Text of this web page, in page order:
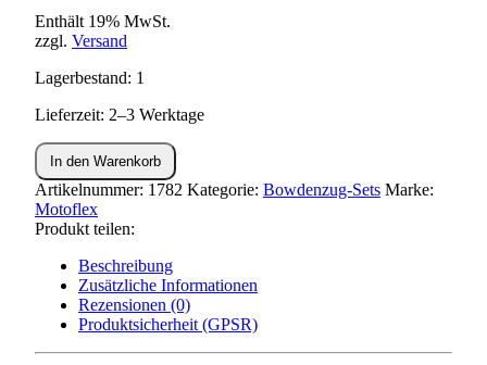
Enthält 19% MwSt.
zzgl. Versand
Lagerbestand: 1
Lieferzeit: 2–3 Werktage
Bowdenzug
Set
KR51/1
(Gewinde
in
Menge
In den Warenkorb
Artikelnummer: 1782 Kategorie: Bowdenzug-Sets Marke:
Motoflex
Produkt teilen:
Beschreibung
Zusätzliche Informationen
Rezensionen (0)
Produktsicherheit (GPSR)